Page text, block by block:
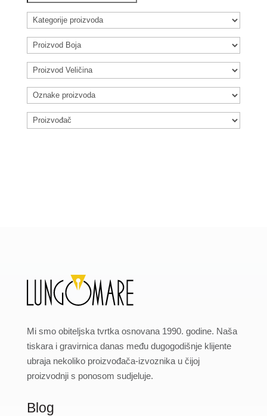
Mi smo obiteljska tvrtka osnovana 1990. godine. Naša
tiskara i gravirnica danas među dugogodišnje klijente
ubraja nekoliko proizvođača-izvoznika u čijoj
proizvodnji s ponosom sudjeluje.
Blog